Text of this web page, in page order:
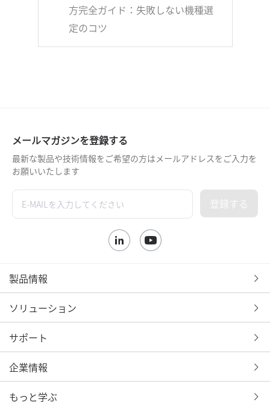
方完全ガイド：失敗しない機種選
定のコツ
メールマガジンを登録する
最新な製品や技術情報をご希望の方はメールアドレスをご入力を
お願いいたします
登録する
製品情報
ソリューション
サポート
企業情報
もっと学ぶ